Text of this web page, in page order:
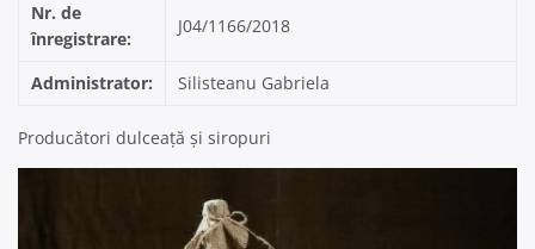
Nr. de
înregistrare:
J04/1166/2018
Administrator: Silisteanu Gabriela
Producători dulceață și siropuri